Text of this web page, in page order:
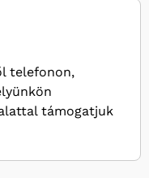
telefonon,
támogatjuk